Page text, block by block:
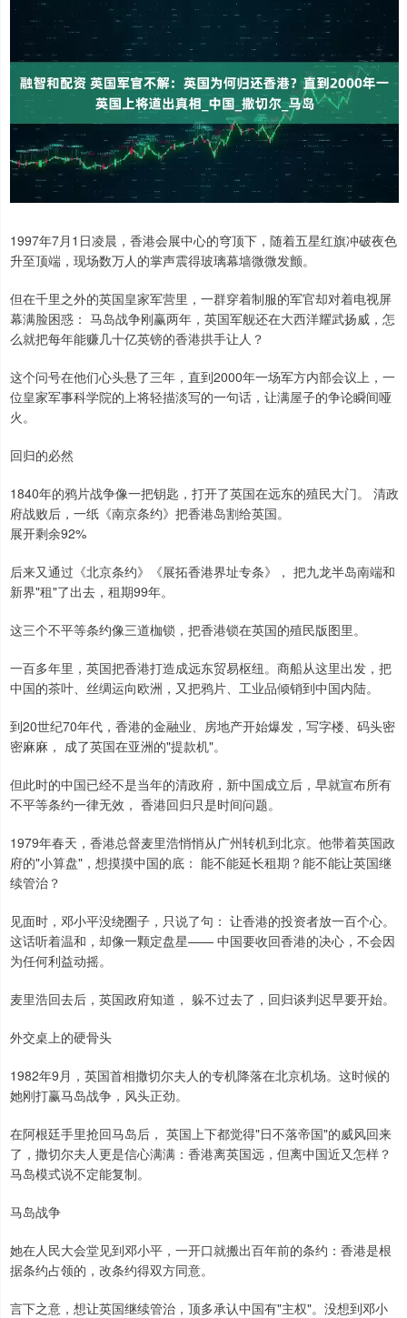
1997年7月1日凌晨，香港会展中心的穹顶下，随着五星红旗冲破夜色
升至顶端，现场数万人的掌声震得玻璃幕墙微微发颤。
但在千里之外的英国皇家军营里，一群穿着制服的军官却对着电视屏
幕满脸困惑： 马岛战争刚赢两年，英国军舰还在大西洋耀武扬威，怎
么就把每年能赚几十亿英镑的香港拱手让人？
这个问号在他们心头悬了三年，直到2000年一场军方内部会议上，一
位皇家军事科学院的上将轻描淡写的一句话，让满屋子的争论瞬间哑
火。
回归的必然
1840年的鸦片战争像一把钥匙，打开了英国在远东的殖民大门。 清政
府战败后，一纸《南京条约》把香港岛割给英国。
展开剩余92%
后来又通过《北京条约》《展拓香港界址专条》， 把九龙半岛南端和
新界"租"了出去，租期99年。
这三个不平等条约像三道枷锁，把香港锁在英国的殖民版图里。
一百多年里，英国把香港打造成远东贸易枢纽。商船从这里出发，把
中国的茶叶、丝绸运向欧洲，又把鸦片、工业品倾销到中国内陆。
到20世纪70年代，香港的金融业、房地产开始爆发，写字楼、码头密
密麻麻， 成了英国在亚洲的"提款机"。
但此时的中国已经不是当年的清政府，新中国成立后，早就宣布所有
不平等条约一律无效， 香港回归只是时间问题。
1979年春天，香港总督麦里浩悄悄从广州转机到北京。他带着英国政
府的"小算盘"，想摸摸中国的底： 能不能延长租期？能不能让英国继
续管治？
见面时，邓小平没绕圈子，只说了句： 让香港的投资者放一百个心。
这话听着温和，却像一颗定盘星—— 中国要收回香港的决心，不会因
为任何利益动摇。
麦里浩回去后，英国政府知道， 躲不过去了，回归谈判迟早要开始。
外交桌上的硬骨头
1982年9月，英国首相撒切尔夫人的专机降落在北京机场。这时候的
她刚打赢马岛战争，风头正劲。
在阿根廷手里抢回马岛后， 英国上下都觉得"日不落帝国"的威风回来
了，撒切尔夫人更是信心满满：香港离英国远，但离中国近又怎样？
马岛模式说不定能复制。
马岛战争
她在人民大会堂见到邓小平，一开口就搬出百年前的条约：香港是根
据条约占领的，改条约得双方同意。
言下之意，想让英国继续管治，顶多承认中国有"主权"。没想到邓小